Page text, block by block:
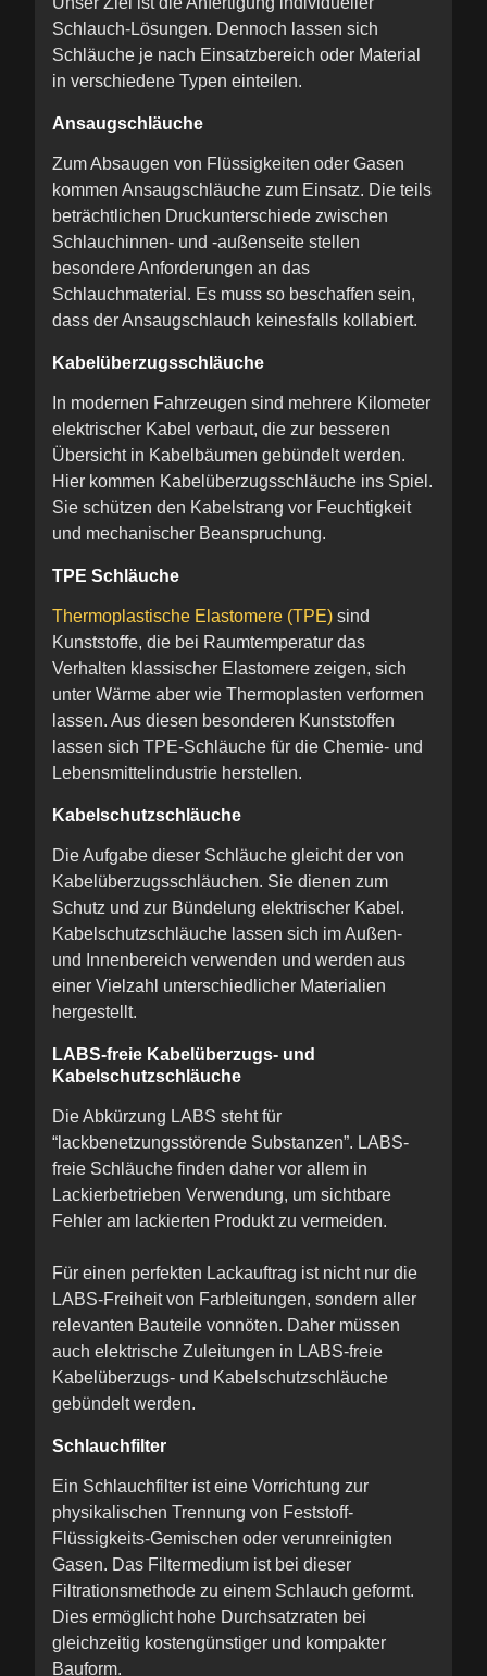
Schlauch-Lösungen. Dennoch lassen sich
Schläuche je nach Einsatzbereich oder Material
in verschiedene Typen einteilen.
Ansaugschläuche
Zum Absaugen von Flüssigkeiten oder Gasen
kommen Ansaugschläuche zum Einsatz. Die teils
beträchtlichen Druckunterschiede zwischen
Schlauchinnen- und -außenseite stellen
besondere Anforderungen an das
Schlauchmaterial. Es muss so beschaffen sein,
dass der Ansaugschlauch keinesfalls kollabiert.
Kabelüberzugsschläuche
In modernen Fahrzeugen sind mehrere Kilometer
elektrischer Kabel verbaut, die zur besseren
Übersicht in Kabelbäumen gebündelt werden.
Hier kommen Kabelüberzugsschläuche ins Spiel.
Sie schützen den Kabelstrang vor Feuchtigkeit
und mechanischer Beanspruchung.
TPE Schläuche
Thermoplastische Elastomere (TPE) sind
Kunststoffe, die bei Raumtemperatur das
Verhalten klassischer Elastomere zeigen, sich
unter Wärme aber wie Thermoplasten verformen
lassen. Aus diesen besonderen Kunststoffen
lassen sich TPE-Schläuche für die Chemie- und
Lebensmittelindustrie herstellen.
Kabelschutzschläuche
Die Aufgabe dieser Schläuche gleicht der von
Kabelüberzugsschläuchen. Sie dienen zum
Schutz und zur Bündelung elektrischer Kabel.
Kabelschutzschläuche lassen sich im Außen-
und Innenbereich verwenden und werden aus
einer Vielzahl unterschiedlicher Materialien
hergestellt.
LABS-freie Kabelüberzugs- und
Kabelschutzschläuche
Die Abkürzung LABS steht für
“lackbenetzungsstörende Substanzen”. LABS-
freie Schläuche finden daher vor allem in
Lackierbetrieben Verwendung, um sichtbare
Fehler am lackierten Produkt zu vermeiden.
Für einen perfekten Lackauftrag ist nicht nur die
LABS-Freiheit von Farbleitungen, sondern aller
relevanten Bauteile vonnöten. Daher müssen
auch elektrische Zuleitungen in LABS-freie
Kabelüberzugs- und Kabelschutzschläuche
gebündelt werden.
Schlauchfilter
Ein Schlauchfilter ist eine Vorrichtung zur
physikalischen Trennung von Feststoff-
Flüssigkeits-Gemischen oder verunreinigten
Gasen. Das Filtermedium ist bei dieser
Filtrationsmethode zu einem Schlauch geformt.
Dies ermöglicht hohe Durchsatzraten bei
gleichzeitig kostengünstiger und kompakter
Bauform.